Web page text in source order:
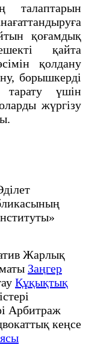
қоғамдық
қайта
қолдану
борышкерді
тарату үшін
жүргізу
Жарлық
Заңгер
Құқықтық
Арбитраж
кеңсе